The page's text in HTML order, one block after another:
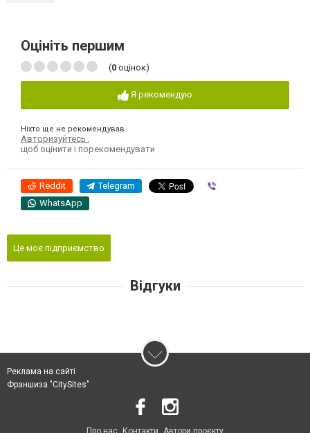
Оцініть першим
(0 оцінок)
Я рекомендую
Ніхто ще не рекомендував
Авторизуйтесь
щоб оцінити і порекомендувати
Reddit Telegram
WhatsApp
Це моє підприємство
Відгуки
Реклама на сайті
Франшиза "CitySites"
Про нас Контакти Автори проєкту